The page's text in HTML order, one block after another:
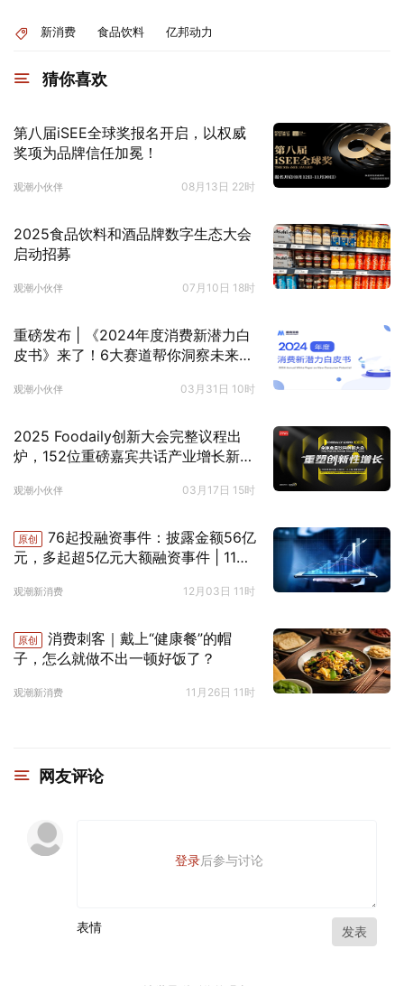
新消费 食品饮料 亿邦动力
猜你喜欢
第八届iSEE全球奖报名开启，以权威
奖项为品牌信任加冕！
观潮小伙伴 08月13日 22时
2025食品饮料和酒品牌数字生态大会
启动招募
观潮小伙伴 07月10日 18时
重磅发布 | 《2024年度消费新潜力白
皮书》来了！6大赛道帮你洞察未来消
观潮小伙伴 03月31日 10时
2025 Foodaily创新大会完整议程出
炉，152位重磅嘉宾共话产业增长新生
观潮小伙伴 03月17日 15时
原创
76起投融资事件：披露金额56亿
元，多起超5亿元大额融资事件 | 11月
观潮新消费 12月03日 11时
原创
消费刺客｜戴上“健康餐”的帽
子，怎么就做不出一顿好饭了？
观潮新消费 11月26日 11时
网友评论
登录后参与讨论
表情 发表